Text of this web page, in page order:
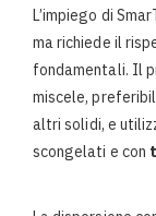
L’impiego di
ma richiede il
fondamentali. Il
miscele,
altri solidi, e
scongelati e con